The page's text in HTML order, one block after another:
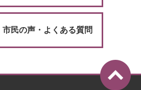
市民の声・よくある質問